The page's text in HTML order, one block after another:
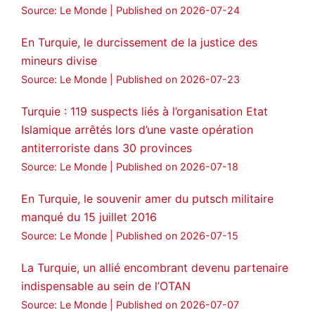
Source: Le Monde Published on 2026-07-24
En Turquie, le durcissement de la justice des
mineurs divise
Source: Le Monde Published on 2026-07-23
Turquie : 119 suspects liés à l’organisation Etat
Islamique arrêtés lors d’une vaste opération
antiterroriste dans 30 provinces
Source: Le Monde Published on 2026-07-18
En Turquie, le souvenir amer du putsch militaire
manqué du 15 juillet 2016
Source: Le Monde Published on 2026-07-15
La Turquie, un allié encombrant devenu partenaire
indispensable au sein de l’OTAN
Source: Le Monde Published on 2026-07-07